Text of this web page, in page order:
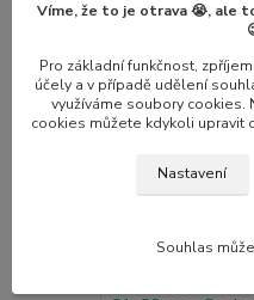
Související
Novinka
Víme, že to je otrava 😭, ale
Pro základní funkčnost,
účely a v případě udělení
využíváme soubory cookies.
cookies můžete kdykoli upravit
Nastavení
Souhlas